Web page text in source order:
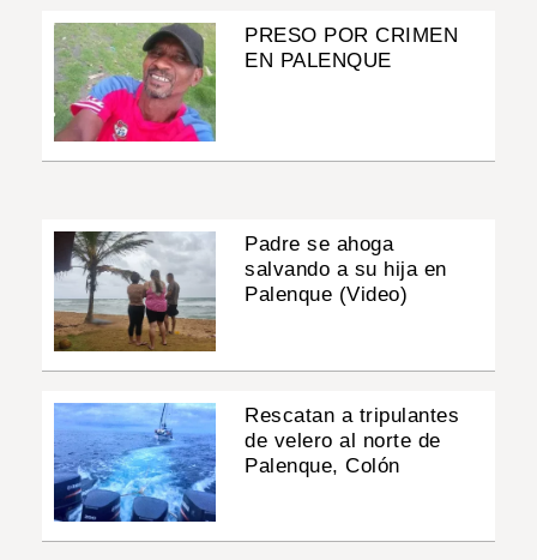
PRESO POR CRIMEN
EN PALENQUE
Padre se ahoga
salvando a su hija en
Palenque (Video)
Rescatan a tripulantes
de velero al norte de
Palenque, Colón